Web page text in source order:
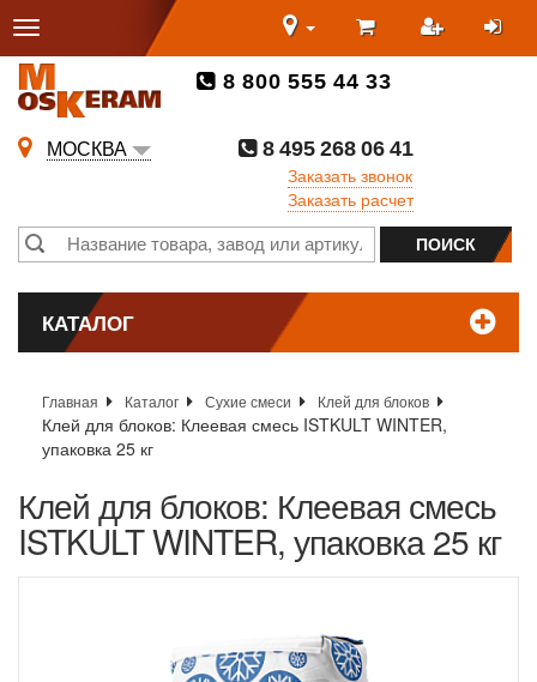
8 800 555 44 33
МОСКВА
8 495 268 06 41
Заказать звонок
Заказать расчет
КАТАЛОГ
Главная Каталог Сухие смеси Клей для блоков
Клей для блоков: Клеевая смесь ISTKULT WINTER,
упаковка 25 кг
Клей для блоков: Клеевая смесь
ISTKULT WINTER, упаковка 25 кг